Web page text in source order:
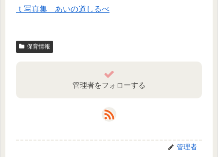
ｔ写真集 あいの道しるべ
保育情報
管理者をフォローする
管理者